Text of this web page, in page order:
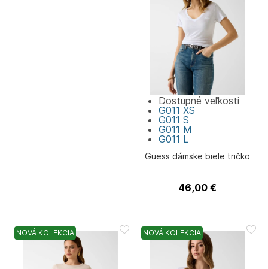
Guess dámske biele tričko
46,00 €
Dostupné veľkosti
G011 XS
G011 S
G011 M
G011 L
NOVÁ KOLEKCIA NOVÁ KOLEKCIA